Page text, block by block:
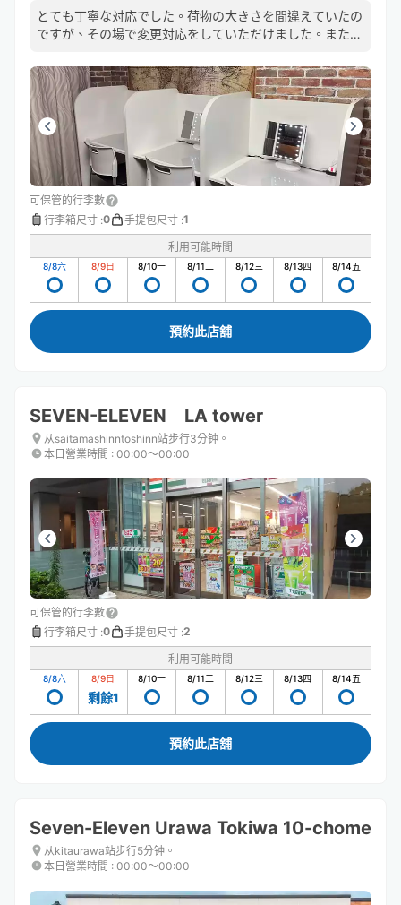
とても丁寧な対応でした。荷物の大きさを間違えていたの
ですが、その場で変更対応をしていただけました。また、
客さんとの会話が聞こえた）
可保管的行李數
行李箱尺寸 :0 手提包尺寸 :1
利用可能時間
8/8六 8/9日 8/10一 8/11二 8/12三 8/13四 8/14五
預約此店舖
SEVEN-ELEVEN LA tower
从saitamashinntoshinn站步行3分钟。
本日營業時間 : 00:00〜00:00
可保管的行李數
行李箱尺寸 :0 手提包尺寸 :2
利用可能時間
8/8六 8/9日
剩餘1
8/10一 8/11二 8/12三 8/13四 8/14五
預約此店舖
Seven-Eleven Urawa Tokiwa 10-chome
从kitaurawa站步行5分钟。
本日營業時間 : 00:00〜00:00